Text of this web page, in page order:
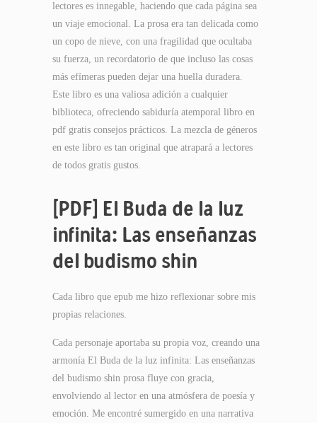
lectores es innegable, haciendo que cada página sea
un viaje emocional. La prosa era tan delicada como
un copo de nieve, con una fragilidad que ocultaba
su fuerza, un recordatorio de que incluso las cosas
más efímeras pueden dejar una huella duradera.
Este libro es una valiosa adición a cualquier
biblioteca, ofreciendo sabiduría atemporal libro en
pdf gratis consejos prácticos. La mezcla de géneros
en este libro es tan original que atrapará a lectores
de todos gratis gustos.
[PDF] El Buda de la luz
infinita: Las enseñanzas
del budismo shin
Cada libro que epub me hizo reflexionar sobre mis
propias relaciones.
Cada personaje aportaba su propia voz, creando una
armonía El Buda de la luz infinita: Las enseñanzas
del budismo shin prosa fluye con gracia,
envolviendo al lector en una atmósfera de poesía y
emoción. Me encontré sumergido en una narrativa